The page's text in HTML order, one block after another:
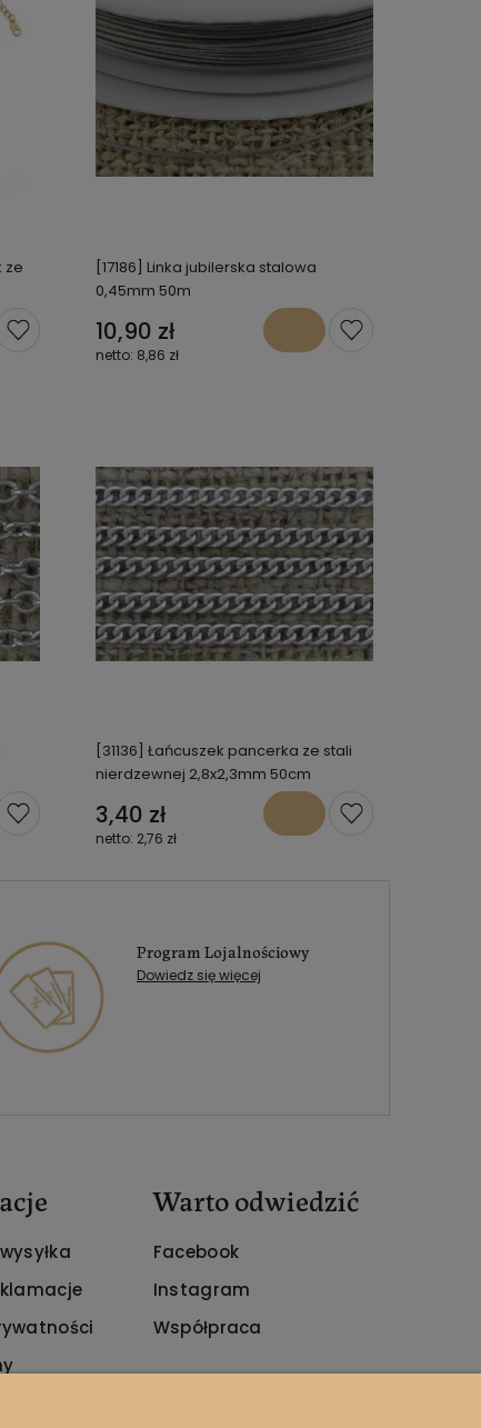
ze
[17186] Linka jubilerska stalowa
0,45mm 50m
10,90 zł
8,86 zł
[31136] Łańcuszek pancerka ze stali
nierdzewnej 2,8x2,3mm 50cm
3,40 zł
2,76 zł
Program Lojalnościowy
Dowiedz się więcej
Warto odwiedzić
Facebook
Instagram
Współpraca